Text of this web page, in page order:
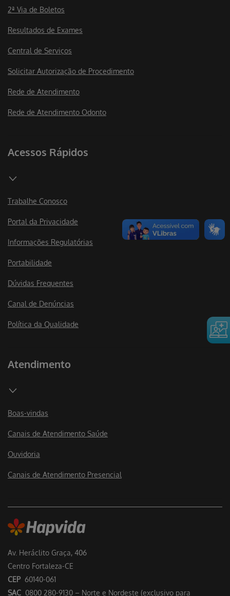
Av. Heráclito Graça, 406
Centro Fortaleza-CE
CEP 60140-061
SAC 0800 280-9130 – Norte e Nordeste (exclusivo para
2ª Via de Boletos
Resultados de Exames
Central de Serviços
Solicitar Autorização de Procedimento
Rede de Atendimento
Rede de Atendimento Odonto
Acessos Rápidos
Trabalhe Conosco
Portal da Privacidade
Informações Regulatórias
Portabilidade
Dúvidas Frequentes
Canal de Denúncias
Política da Qualidade
Atendimento
Boas-vindas
Canais de Atendimento Saúde
Ouvidoria
Canais de Atendimento Presencial